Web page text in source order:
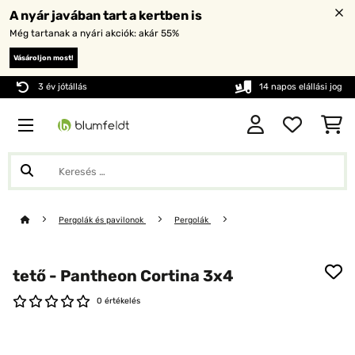
A nyár javában tart a kertben is
Még tartanak a nyári akciók: akár 55%
Vásároljon most!
3 év jótállás 14 napos elállási jog
Pergolák és pavilonok Pergolák
tető - Pantheon Cortina 3x4
0 értékelés